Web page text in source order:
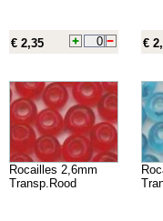
€ 2,35 €
Rocailles 2,6mm
Transp.Rood